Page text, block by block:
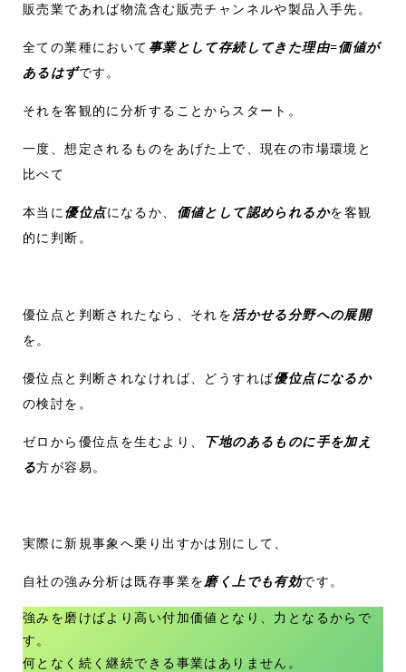
販売業であれば物流含む販売チャンネルや製品入手先。
全ての業種において 事業として存続してきた理由=価値が
あるはずです。
それを客観的に分析することからスタート。
一度、想定されるものをあげた上で、現在の市場環境と
比べて
本当に優位点になるか、 価値として認められるかを客観
的に判断。
優位点と判断されたなら、それを 活かせる分野への展開
を。
優位点と判断されなければ、どうすれば優位点になるか
の検討を。
ゼロから優位点を生むより、
下地のあるものに手を加え
る方が容易。
実際に新規事象へ乗り出すかは別にして、
自社の強み分析は既存事業を磨く上でも有効です。
強みを磨けばより高い付加価値となり、力となるからで
す。
何となく続く継続できる事業はありません。